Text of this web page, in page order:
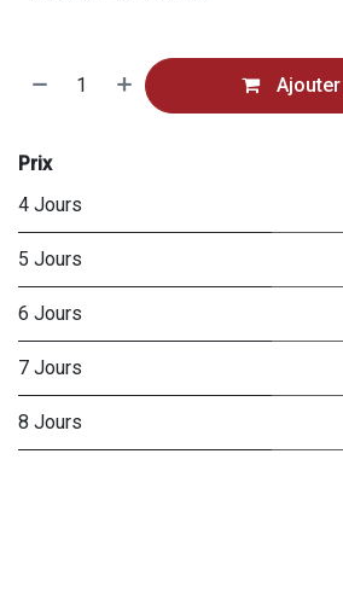
Prix
4 Jours
5 Jours
6 Jours
7 Jours
8 Jours